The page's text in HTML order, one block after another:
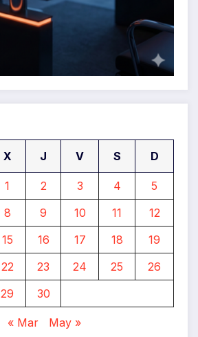
X J V S D
1 2 3 4
5
8 9 10 11
12
15 16 17 18
19
22 23 24 25
26
29 30
« Mar May »